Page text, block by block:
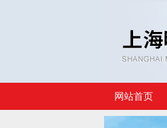
网站首页